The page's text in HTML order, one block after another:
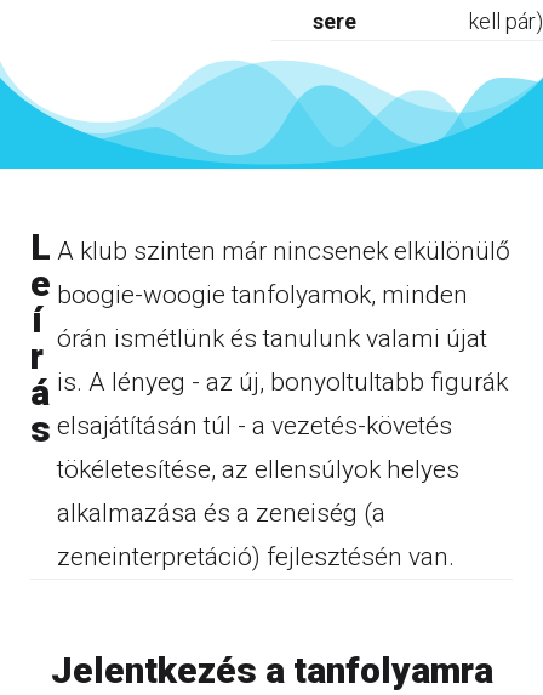
sere
kell pár)
L
e
í
r
á
s
A klub szinten már nincsenek elkülönülő
boogie-woogie tanfolyamok, minden
órán ismétlünk és tanulunk valami újat
is. A lényeg - az új, bonyoltultabb figurák
elsajátításán túl - a vezetés-követés
tökéletesítése, az ellensúlyok helyes
alkalmazása és a zeneiség (a
zeneinterpretáció) fejlesztésén van.
Jelentkezés a tanfolyamra